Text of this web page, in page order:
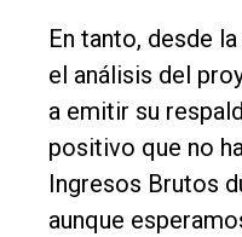
En tanto, desde
el análisis del
a emitir su
positivo que no
Ingresos Brutos
aunque